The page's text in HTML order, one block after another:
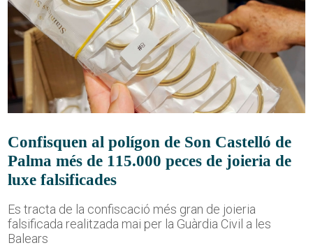
Confisquen al polígon de Son Castelló de
Palma més de 115.000 peces de joieria de
luxe falsificades
Es tracta de la confiscació més gran de joieria
falsificada realitzada mai per la Guàrdia Civil a les
Balears